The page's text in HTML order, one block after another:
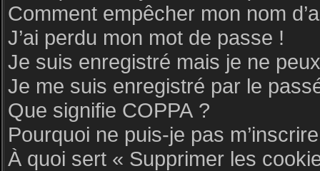
Comment empêcher mon nom
J’ai perdu mon mot de passe !
Je suis enregistré mais je ne
Je me suis enregistré par le
Que signifie COPPA ?
Pourquoi ne puis-je pas
À quoi sert « Supprimer les